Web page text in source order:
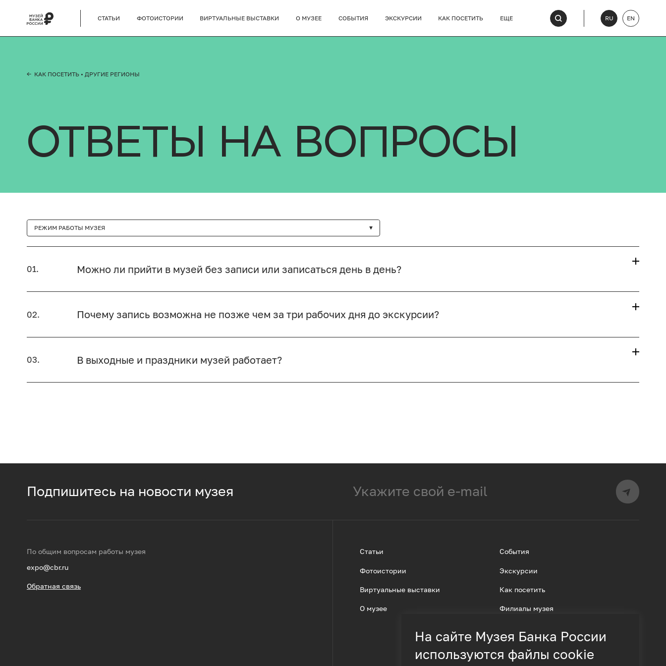
СТАТЬИ ФОТОИСТОРИИ ВИРТУАЛЬНЫЕ ВЫСТАВКИ О МУЗЕЕ СОБЫТИЯ ЭКСКУРСИИ КАК ПОСЕТИТЬ ЕЩЕ RU EN
← КАК ПОСЕТИТЬ • ДРУГИЕ РЕГИОНЫ
ОТВЕТЫ НА ВОПРОСЫ
РЕЖИМ РАБОТЫ МУЗЕЯ
01. Можно ли прийти в музей без записи или записаться день в день?
02. Почему запись возможна не позже чем за три рабочих дня до экскурсии?
03. В выходные и праздники музей работает?
Подпишитесь на новости музея
По общим вопросам работы музея
expo@cbr.ru
Обратная связь
Статьи
Фотоистории
Виртуальные выставки
О музее
События
Экскурсии
Как посетить
Филиалы музея
На сайте Музея Банка России
используются файлы cookie